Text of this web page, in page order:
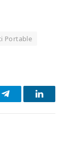
Portable
Telegram